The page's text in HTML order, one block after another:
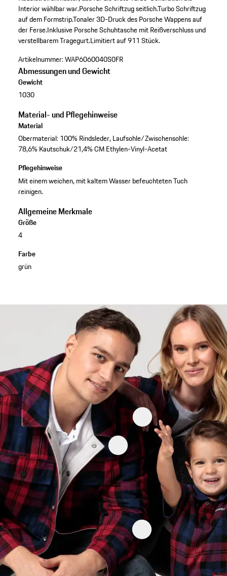
Interior wählbar war.Porsche Schriftzug seitlich.Turbo Schriftzug
auf dem Formstrip.Tonaler 3D-Druck des Porsche Wappens auf
der Ferse.Inklusive Porsche Schuhtasche mit Reißverschluss und
verstellbarem Tragegurt.Limitiert auf 911 Stück.
Artikelnummer:WAP6060040S0FR
Abmessungen und Gewicht
Gewicht
1030
Material- und Pflegehinweise
Material
Obermaterial: 100% Rindsleder, Laufsohle/Zwischensohle:
78,6% Kautschuk/21,4% CM Ethylen-Vinyl-Acetat
Pflegehinweise
Mit einem weichen, mit kaltem Wasser befeuchteten Tuch
reinigen.
Allgemeine Merkmale
Größe
4
Farbe
grün